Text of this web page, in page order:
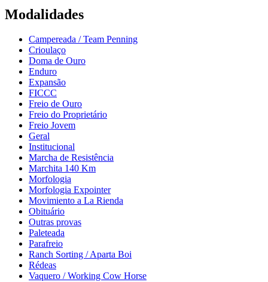
Modalidades
Campereada / Team Penning
Crioulaço
Doma de Ouro
Enduro
Expansão
FICCC
Freio de Ouro
Freio do Proprietário
Freio Jovem
Geral
Institucional
Marcha de Resistência
Marchita 140 Km
Morfologia
Morfologia Expointer
Movimiento a La Rienda
Obituário
Outras provas
Paleteada
Parafreio
Ranch Sorting / Aparta Boi
Rédeas
Vaquero / Working Cow Horse